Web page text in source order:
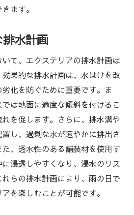
継ぐ庭のデザイン
庭の風景
じるエクステリア
を楽しむデザイン
取り入れた庭作り
かした施工事例
り入れたガーデニング
岡県の住まいが劇的に変わる
を高めるエクステリア
足する外構デザイン
ます。
水計画
て、エクステリアの排水計画は
果的な排水計画は、水はけを改
化を防ぐために重要です。ま
は地面に適度な傾斜を付けるこ
を促します。さらに、排水溝や
し、過剰な水が速やかに排出さ
、透水性のある舗装材を使用す
浸透しやすくなり、浸水のリス
らの排水計画により、雨の日で
を楽しむことが可能です。